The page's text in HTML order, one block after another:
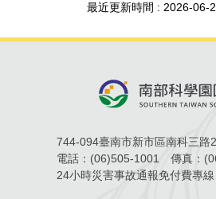
人文景觀地圖
生態資產
營建管理最近更新時間 : 2026-06-
744-094臺南市新市區南科三路
電話： (06)505-1001 傳真：
24小時災害事故通報免付費專線